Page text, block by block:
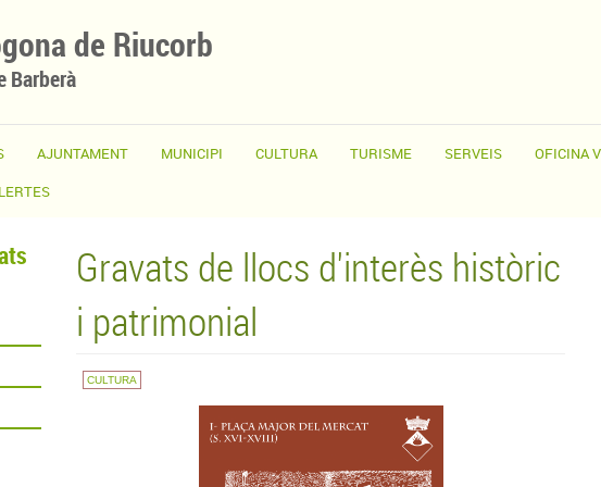
de Riucorb
Barberà
AJUNTAMENT MUNICIPI CULTURA TURISME SERVEIS
OFICINA
Gravats de llocs d'interès històric
i patrimonial
CULTURA